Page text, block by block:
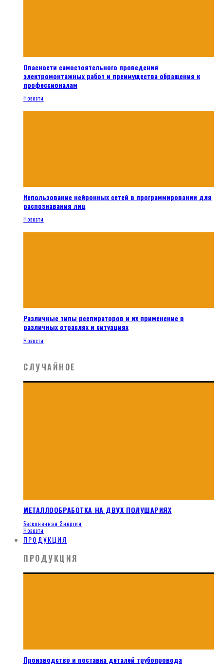
Опасности самостоятельного проведения
электромонтажных работ и преимущества обращения к
профессионалам
Новости
Использование нейронных сетей в программировании для
распознавания лиц
Новости
Различные типы респираторов и их применение в
различных отраслях и ситуациях
Новости
СЛУЧАЙНОЕ
МЕТАЛЛООБРАБОТКА НА ДВУХ ПОЛУШАРИЯХ
Бесконечная Энергия
Новости
ПРОДУКЦИЯ
ПРОДУКЦИЯ
Производство и поставка деталей трубопровода